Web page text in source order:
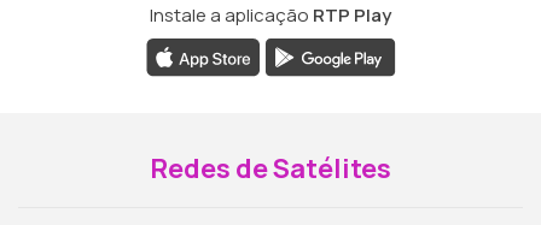
Instale a aplicação RTP Play
Redes de Satélites